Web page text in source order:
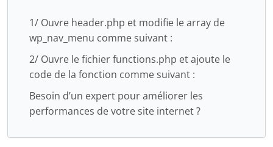
1/ Ouvre header.php et modifie le array de
wp_nav_menu comme suivant :
2/ Ouvre le fichier functions.php et ajoute le
code de la fonction comme suivant :
Besoin d’un expert pour améliorer les
performances de votre site internet ?